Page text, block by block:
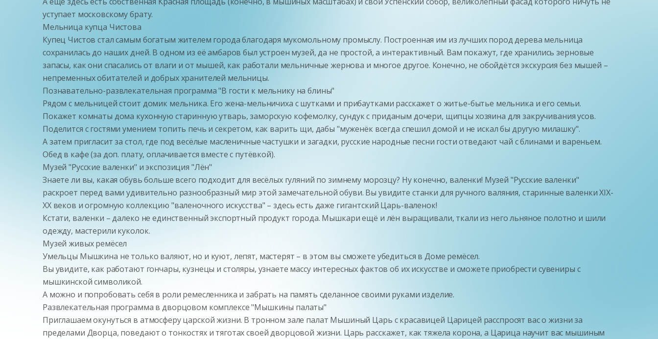
уступает московскому брату.
Мельница купца Чистова
Купец Чистов стал самым богатым жителем города благодаря мукомольному промыслу. Построенная им из лучших пород дерева мельница
сохранилась до наших дней. В одном из её амбаров был устроен музей, да не простой, а интерактивный. Вам покажут, где хранились зерновые
запасы, как они спасались от влаги и от мышей, как работали мельничные жернова и многое другое. Конечно, не обойдётся экскурсия без мышей –
непременных обитателей и добрых хранителей мельницы.
Познавательно-развлекательная программа "В гости к мельнику на блины"
Рядом с мельницей стоит домик мельника. Его жена-мельничиха с шутками и прибаутками расскажет о житье-бытье мельника и его семьи.
Покажет комнаты дома кухонную старинную утварь, заморскую кофемолку, сундук с приданым дочери, щипцы хозяина для закручивания усов.
Поделится с гостями умением топить печь и секретом, как варить щи, дабы "муженёк всегда спешил домой и не искал бы другую милашку".
А затем пригласит за стол, где под весёлые масленичные частушки и загадки, русские народные песни гости отведают чай с блинами и вареньем.
Обед в кафе (за доп. плату, оплачивается вместе с путёвкой).
Музей "Русские валенки" и экспозиция "Лён"
Знаете ли вы, какая обувь больше всего подходит для весёлых гуляний по зимнему морозцу? Ну конечно, валенки! Музей "Русские валенки"
раскроет перед вами удивительно разнообразный мир этой замечательной обуви. Вы увидите станки для ручного валяния, старинные валенки XIX-
XX веков и огромную коллекцию "валеночного искусства" – здесь есть даже гигантский Царь-валенок!
Кстати, валенки – далеко не единственный экспортный продукт города. Мышкари ещё и лён выращивали, ткали из него льняное полотно и шили
одежду, мастерили куколок.
Музей живых ремёсел
Умельцы Мышкина не только валяют, но и куют, лепят, мастерят – в этом вы сможете убедиться в Доме ремёсел.
Вы увидите, как работают гончары, кузнецы и столяры, узнаете массу интересных фактов об их искусстве и сможете приобрести сувениры с
мышкинской символикой.
А можно и попробовать себя в роли ремесленника и забрать на память сделанное своими руками изделие.
Развлекательная программа в дворцовом комплексе "Мышкины палаты"
Приглашаем окунуться в атмосферу царской жизни. В тронном зале палат Мышиный Царь с красавицей Царицей расспросят вас о жизни за
пределами Дворца, поведают о тонкостях и тяготах своей дворцовой жизни. Царь расскажет, как тяжела корона, а Царица научит вас мышиным